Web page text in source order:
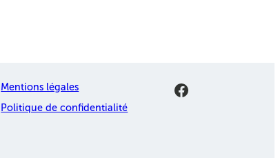
Mentions légales
Politique de confidentialité
Facebook